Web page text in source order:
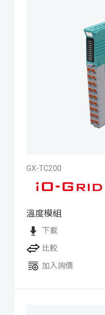
GX-TC200
溫度模組
下載
比較
加入詢價